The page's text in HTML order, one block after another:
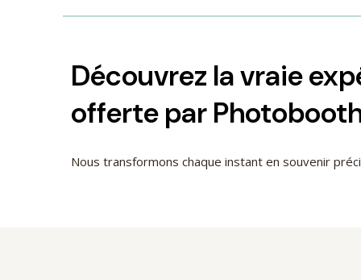
Découvrez la vraie
offerte par
Nous transformons chaque instant en souvenir